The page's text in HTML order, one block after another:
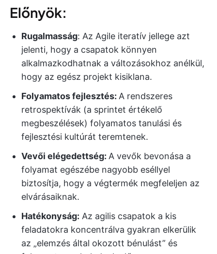
Előnyök:
Rugalmasság: Az Agile iteratív jellege azt
jelenti, hogy a csapatok könnyen
alkalmazkodhatnak a változásokhoz anélkül,
hogy az egész projekt kisiklana.
Folyamatos fejlesztés: A rendszeres
retrospektívák (a sprintet értékelő
megbeszélések) folyamatos tanulási és
fejlesztési kultúrát teremtenek.
Vevői elégedettség: A vevők bevonása a
folyamat egészébe nagyobb eséllyel
biztosítja, hogy a végtermék megfeleljen az
elvárásaiknak.
Hatékonyság: Az agilis csapatok a kis
feladatokra koncentrálva gyakran elkerülik
az „elemzés által okozott bénulást” és